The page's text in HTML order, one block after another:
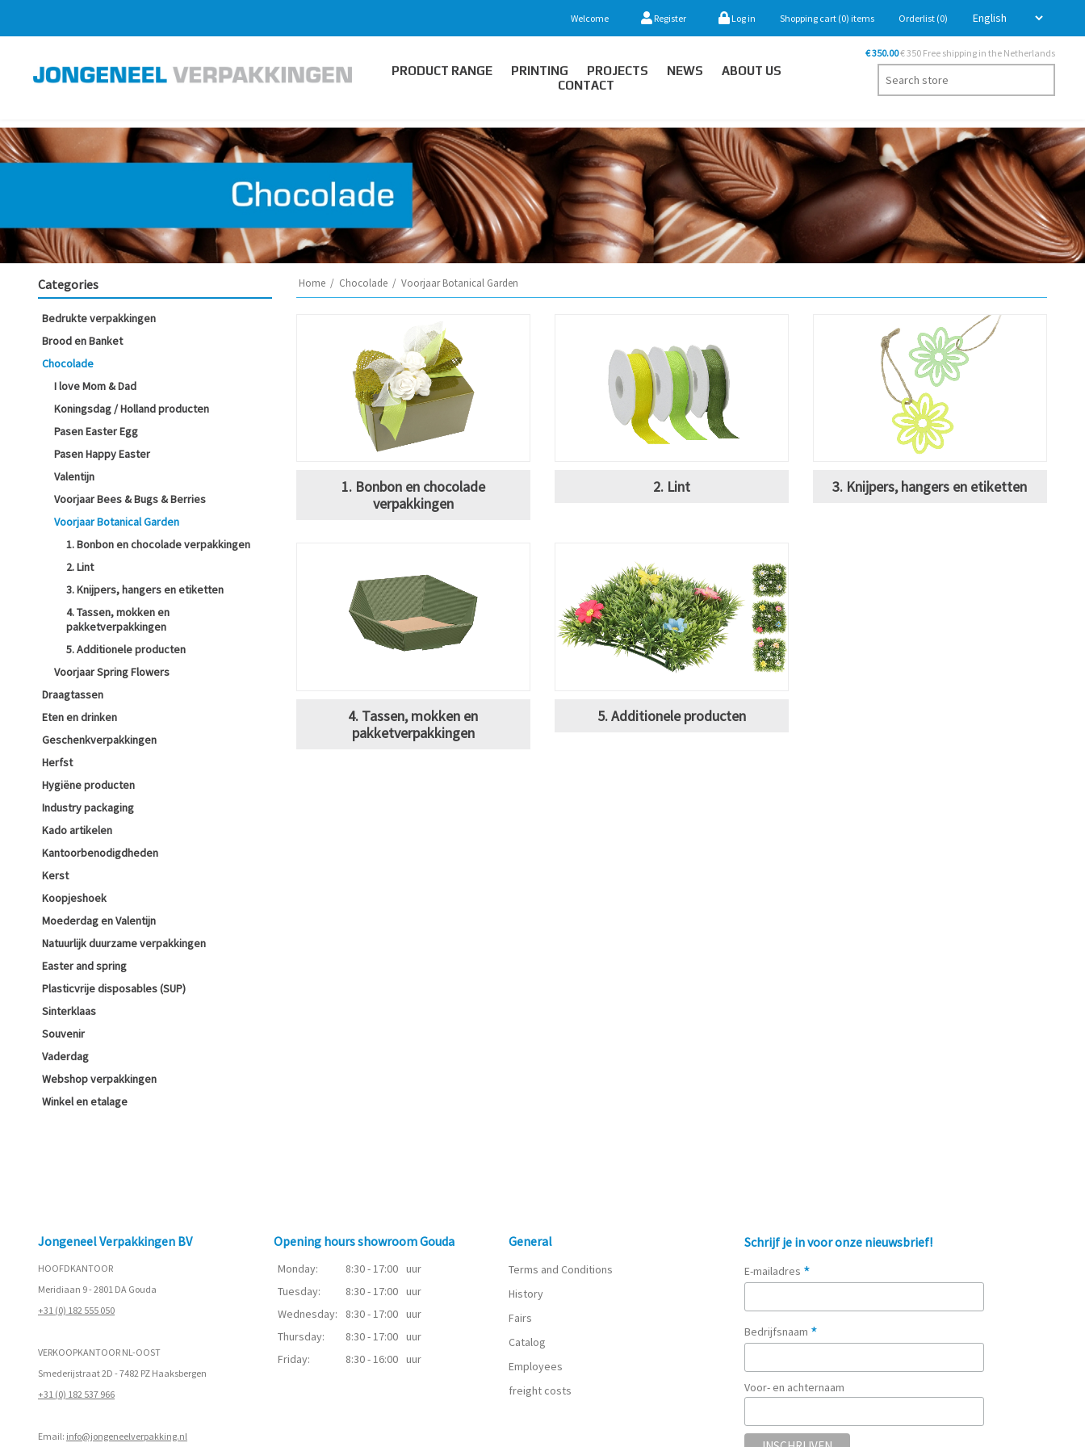
Welcome Register Log in Shopping cart (0) items Orderlist (0)
PRODUCT RANGE PRINTING PROJECTS NEWS
ABOUT US
CONTACT
€ 350.00€ 350 Free shipping in the Netherlands
Categories
Bedrukte verpakkingen
Brood en Banket
Chocolade
I love Mom & Dad
Koningsdag / Holland producten
Pasen Easter Egg
Pasen Happy Easter
Valentijn
Voorjaar Bees & Bugs & Berries
Voorjaar Botanical Garden
1. Bonbon en chocolade verpakkingen
2. Lint
3. Knijpers, hangers en etiketten
4. Tassen, mokken en
pakketverpakkingen
5. Additionele producten
Voorjaar Spring Flowers
Draagtassen
Eten en drinken
Geschenkverpakkingen
Herfst
Hygiëne producten
Industry packaging
Kado artikelen
Kantoorbenodigdheden
Kerst
Koopjeshoek
Moederdag en Valentijn
Natuurlijk duurzame verpakkingen
Easter and spring
Plasticvrije disposables (SUP)
Sinterklaas
Souvenir
Vaderdag
Webshop verpakkingen
Winkel en etalage
Home / Chocolade / Voorjaar Botanical Garden
1. Bonbon en chocolade
verpakkingen
2. Lint 3. Knijpers, hangers en etiketten
4. Tassen, mokken en
pakketverpakkingen
5. Additionele producten
Jongeneel Verpakkingen BV
HOOFDKANTOOR
Meridiaan 9 - 2801 DA Gouda
+31 (0) 182 555 050
VERKOOPKANTOOR NL-OOST
Smederijstraat 2D - 7482 PZ Haaksbergen
+31 (0) 182 537 966
Email: info@jongeneelverpakking.nl
Opening hours showroom Gouda
Monday: 8:30 - 17:00 uur
Tuesday:
8:30 - 17:00 uur
Wednesday:
8:30 - 17:00 uur
Thursday:
8:30 - 17:00 uur
Friday:
8:30 - 16:00 uur
General
Terms and Conditions
History
Fairs
Catalog
Employees
freight costs
Schrijf je in voor onze nieuwsbrief!
E-mailadres *
Bedrijfsnaam *
Voor- en achternaam